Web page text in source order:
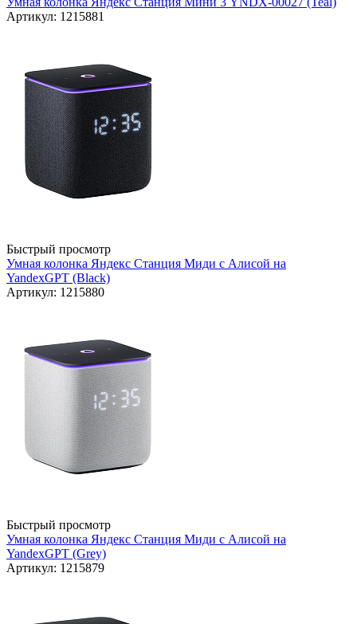
Артикул: 1215881
Быстрый просмотр
Умная колонка Яндекс Станция Миди с Алисой на
YandexGPT (Black)
Артикул: 1215880
Быстрый просмотр
Умная колонка Яндекс Станция Миди с Алисой на
YandexGPT (Grey)
Артикул: 1215879